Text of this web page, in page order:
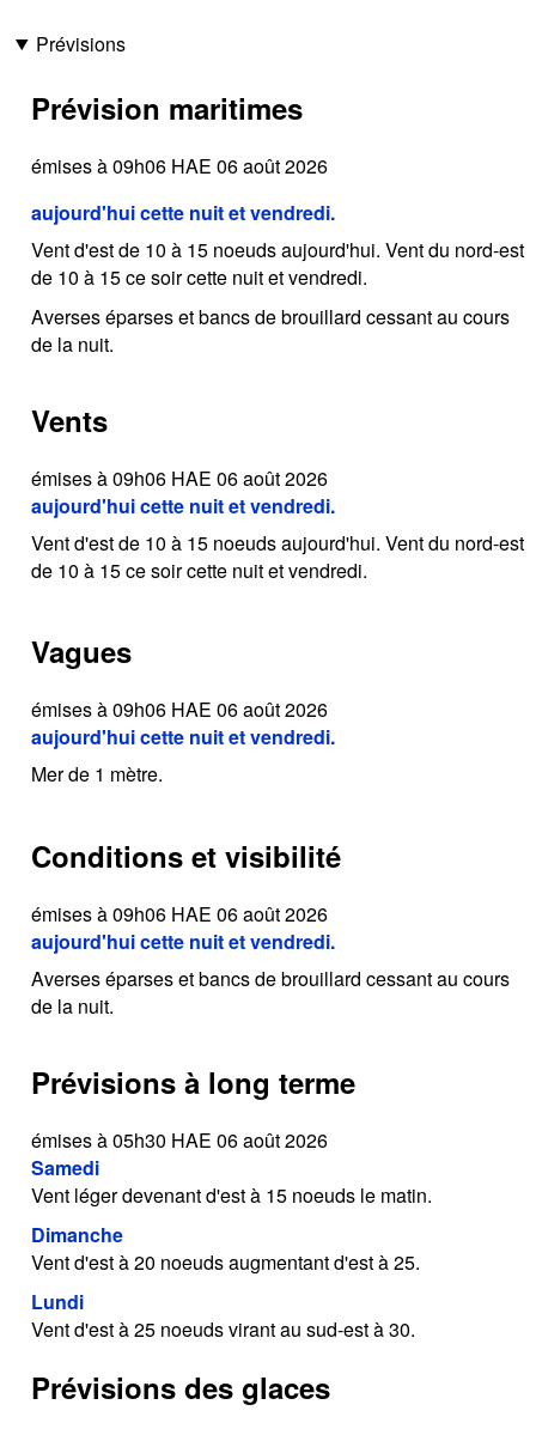
Prévisions
Prévision maritimes
émises à 09h06 HAE 06 août 2026
aujourd'hui cette nuit et vendredi.
Vent d'est de 10 à 15 noeuds aujourd'hui. Vent du nord-est
de 10 à 15 ce soir cette nuit et vendredi.
Averses éparses et bancs de brouillard cessant au cours
de la nuit.
Vents
émises à 09h06 HAE 06 août 2026
aujourd'hui cette nuit et vendredi.
Vent d'est de 10 à 15 noeuds aujourd'hui. Vent du nord-est
de 10 à 15 ce soir cette nuit et vendredi.
Vagues
émises à 09h06 HAE 06 août 2026
aujourd'hui cette nuit et vendredi.
Mer de 1 mètre.
Conditions et visibilité
émises à 09h06 HAE 06 août 2026
aujourd'hui cette nuit et vendredi.
Averses éparses et bancs de brouillard cessant au cours
de la nuit.
Prévisions à long terme
émises à 05h30 HAE 06 août 2026
Samedi
Vent léger devenant d'est à 15 noeuds le matin.
Dimanche
Vent d'est à 20 noeuds augmentant d'est à 25.
Lundi
Vent d'est à 25 noeuds virant au sud-est à 30.
Prévisions des glaces